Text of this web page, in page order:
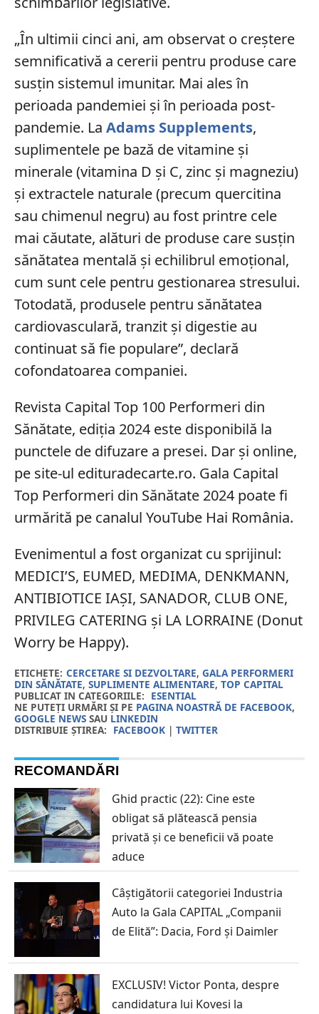
„În ultimii cinci ani, am observat o creștere
semnificativă a cererii pentru produse care
susțin sistemul imunitar. Mai ales în
perioada pandemiei și în perioada post-
pandemie. La Adams Supplements,
suplimentele pe bază de vitamine și
minerale (vitamina D și C, zinc și magneziu)
și extractele naturale (precum quercitina
sau chimenul negru) au fost printre cele
mai căutate, alături de produse care susțin
sănătatea mentală și echilibrul emoțional,
cum sunt cele pentru gestionarea stresului.
Totodată, produsele pentru sănătatea
cardiovasculară, tranzit și digestie au
continuat să fie populare”, declară
cofondatoarea companiei.
Revista Capital Top 100 Performeri din
Sănătate, ediția 2024 este disponibilă la
punctele de difuzare a presei. Dar și online,
pe site-ul edituradecarte.ro. Gala Capital
Top Performeri din Sănătate 2024 poate fi
urmărită pe canalul YouTube Hai România.
Evenimentul a fost organizat cu sprijinul:
MEDICI’S, EUMED, MEDIMA, DENKMANN,
ANTIBIOTICE IAȘI, SANADOR, CLUB ONE,
PRIVILEG CATERING și LA LORRAINE (Donut
Worry be Happy).
ETICHETE: CERCETARE SI DEZVOLTARE, GALA PERFORMERI
DIN SĂNĂTATE, SUPLIMENTE ALIMENTARE, TOP CAPITAL
PUBLICAT IN CATEGORIILE: ESENTIAL
NE PUTEȚI URMĂRI ȘI PE PAGINA NOASTRĂ DE FACEBOOK,
GOOGLE NEWSSAU LINKEDIN
DISTRIBUIE ȘTIREA: FACEBOOK| TWITTER
RECOMANDĂRI
Ghid practic (22): Cine este
obligat să plătească pensia
privată și ce beneficii vă poate
aduce
Câștigătorii categoriei Industria
Auto la Gala CAPITAL „Companii
de Elită”: Dacia, Ford și Daimler
EXCLUSIV! Victor Ponta, despre
candidatura lui Kovesi la